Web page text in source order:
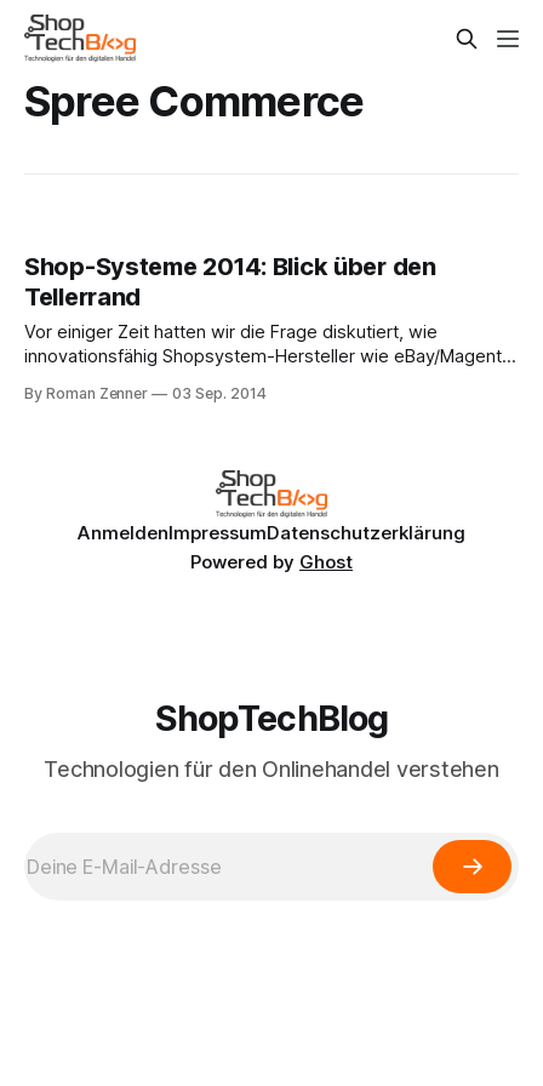
Spree Commerce
Shop-Systeme 2014: Blick über den
Tellerrand
Vor einiger Zeit hatten wir die Frage diskutiert, wie
innovationsfähig Shopsystem-Hersteller wie eBay/Magento,
ausgehend habe ich mich auf einen längeren Streifzug
Entwicklungen diesbezüglich auf uns zukommen könnten.
By Roman Zenner 03 Sep. 2014
AnmeldenImpressumDatenschutzerklärung
Powered by Ghost
ShopTechBlog
Technologien für den Onlinehandel verstehen